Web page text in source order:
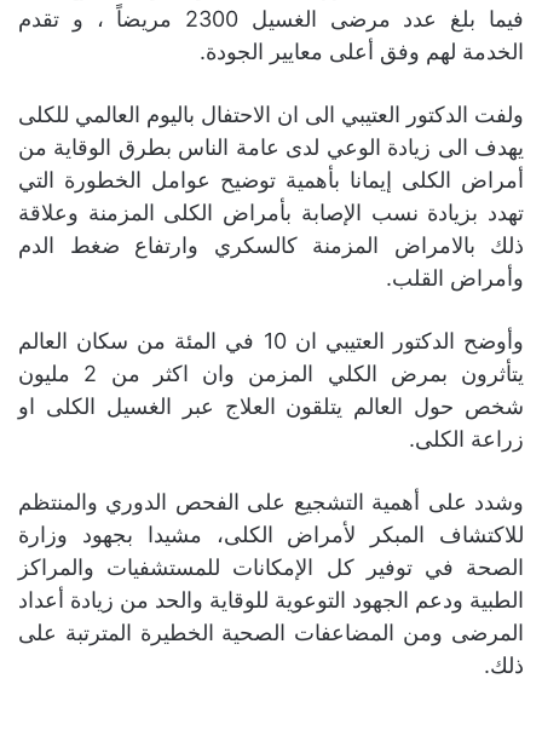
فيما بلغ عدد مرضى الغسيل 2300 مريضاً ، و تقدم
الخدمة لهم وفق أعلى معايير الجودة.
ولفت الدكتور العتيبي الى ان الاحتفال باليوم العالمي للكلى
يهدف الى زيادة الوعي لدى عامة الناس بطرق الوقاية من
أمراض الكلى إيمانا بأهمية توضيح عوامل الخطورة التي
تهدد بزيادة نسب الإصابة بأمراض الكلى المزمنة وعلاقة
ذلك بالامراض المزمنة كالسكري وارتفاع ضغط الدم
وأمراض القلب.
وأوضح الدكتور العتيبي ان 10 في المئة من سكان العالم
يتأثرون بمرض الكلي المزمن وان اكثر من 2 مليون
شخص حول العالم يتلقون العلاج عبر الغسيل الكلى او
زراعة الكلى.
وشدد على أهمية التشجيع على الفحص الدوري والمنتظم
للاكتشاف المبكر لأمراض الكلى، مشيدا بجهود وزارة
الصحة في توفير كل الإمكانات للمستشفيات والمراكز
الطبية ودعم الجهود التوعوية للوقاية والحد من زيادة أعداد
المرضى ومن المضاعفات الصحية الخطيرة المترتبة على
ذلك.